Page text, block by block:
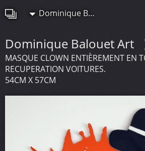
Dominique Balouet Art
Dominique Balouet Art
MASQUE CLOWN ENTIÈREMENT EN
RECUPERATION VOITURES.
54CM X 57CM